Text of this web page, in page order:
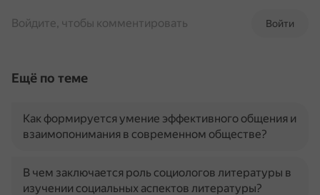
Войти
Войдите, чтобы комментировать
Ещё по теме
Как формируется умение эффективного общения и
взаимопонимания в современном обществе?
В чем заключается роль социологов литературы в
изучении социальных аспектов литературы?